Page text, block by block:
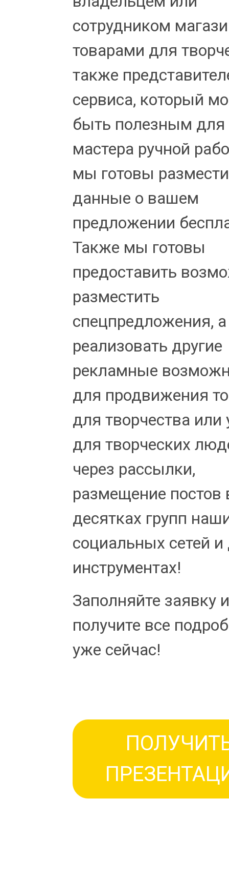
сотрудником
товарами для
также
сервиса, который
быть полезным для
мастера ручной
мы готовы
данные о вашем
предложении
Также мы готовы
предоставить
разместить
спецпредложения,
реализовать другие
рекламные
для продвижения
для творчества или
для творческих
через рассылки,
размещение постов
десятках групп
социальных сетей и
инструментах!
Заполняйте заявку и
получите все
уже сейчас!